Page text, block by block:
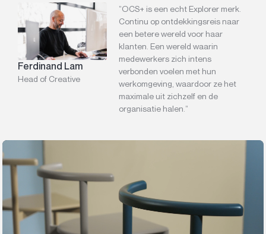
Ferdinand Lam
Head of Creative
”OCS+ is een echt Explorer merk.
Continu op ontdekkingsreis naar
een betere wereld voor haar
klanten. Een wereld waarin
medewerkers zich intens
verbonden voelen met hun
werkomgeving, waardoor ze het
maximale uit zichzelf en de
organisatie halen.”